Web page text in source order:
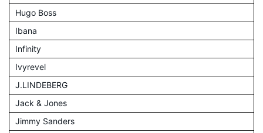
Hugo Boss
Ibana
Infinity
Ivyrevel
J.LINDEBERG
Jack & Jones
Jimmy Sanders